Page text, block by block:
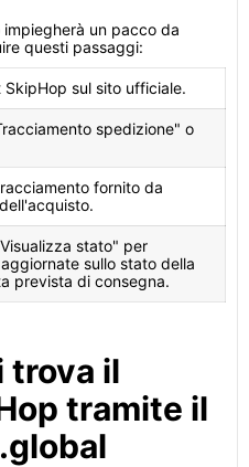
un pacco da
questi passaggi:
sul sito ufficiale.
spedizione" o
fornito da
stato" per
sullo stato della
prevista di consegna.
trova il
tramite il